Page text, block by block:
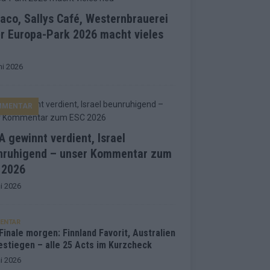
Sallys Café, Westernbrauerei
Europa-Park 2026 macht vieles
2026
gewinnt verdient, Israel
– unser Kommentar zum
2026
2026
morgen: Finnland Favorit, Australien
– alle 25 Acts im Kurzcheck
2026